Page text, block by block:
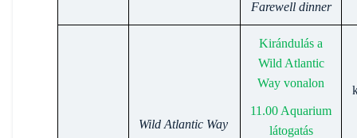
Farewell dinner
Wild Atlantic Way
Kirándulás a
Wild Atlantic
Way vonalon
11.00 Aquarium
látogatás